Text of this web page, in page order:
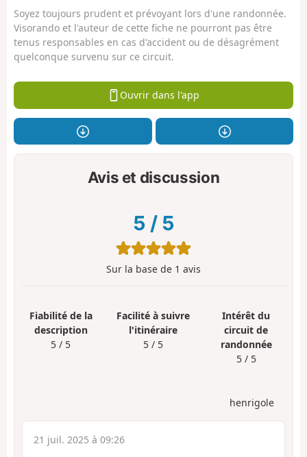
Soyez toujours prudent et prévoyant lors d'une randonnée.
Visorando et l'auteur de cette fiche ne pourront pas être
tenus responsables en cas d'accident ou de désagrément
quelconque survenu sur ce circuit.
Ouvrir dans l'app
Avis et discussion
5 / 5
Sur la base de 1 avis
Fiabilité de la
description
5 / 5
Facilité à suivre
l'itinéraire
5 / 5
Intérêt du
circuit de
randonnée
5 / 5
henrigole
21 juil. 2025 à 09:26